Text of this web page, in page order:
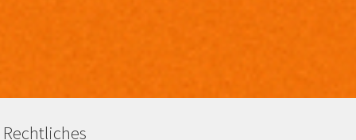
Rechtliches